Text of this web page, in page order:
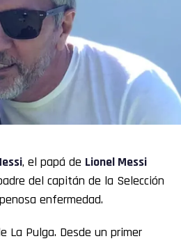
, el papá de Lionel Messi
del capitán de la Selección
enfermedad.
La Pulga. Desde un primer